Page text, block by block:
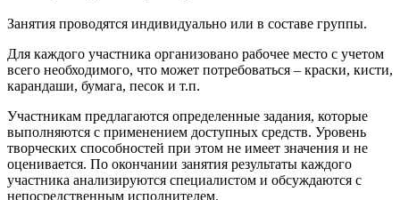
Занятия проводятся индивидуально или в составе группы.
Для каждого участника организовано рабочее место с учетом
всего необходимого, что может потребоваться – краски, кисти,
карандаши, бумага, песок и т.п.
Участникам предлагаются определенные задания, которые
выполняются с применением доступных средств. Уровень
творческих способностей при этом не имеет значения и не
оценивается. По окончании занятия результаты каждого
участника анализируются специалистом и обсуждаются с
непосредственным исполнителем.